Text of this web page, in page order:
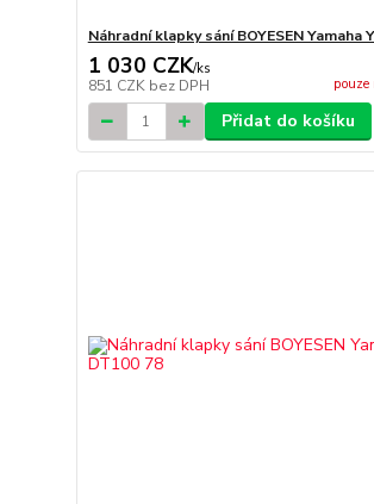
Náhradní klapky sání BOYESEN Yamaha
1 030 CZK/ks
851 CZK bez DPH pouze
Přidat do košíku